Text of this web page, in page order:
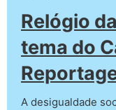
Relógio
tema do
A desigualdade